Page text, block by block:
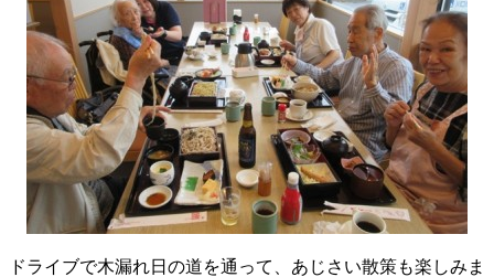
ドライブで木漏れ日の道を通って、あじさい散策も楽しみま